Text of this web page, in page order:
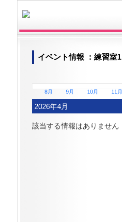
イベント情報 ：練習室1
8月 9月 10月 11月
2026年4月
該当する情報はありません